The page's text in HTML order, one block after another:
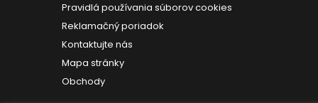
Pravidlá používania súborov cookies
Reklamačný poriadok
Kontaktujte nás
Mapa stránky
Obchody